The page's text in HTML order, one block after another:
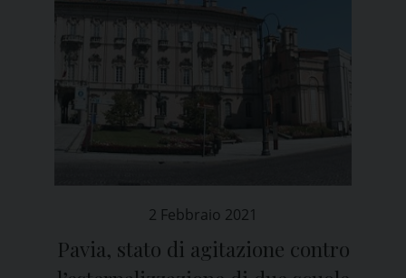
2 Febbraio 2021
Pavia, stato di agitazione contro